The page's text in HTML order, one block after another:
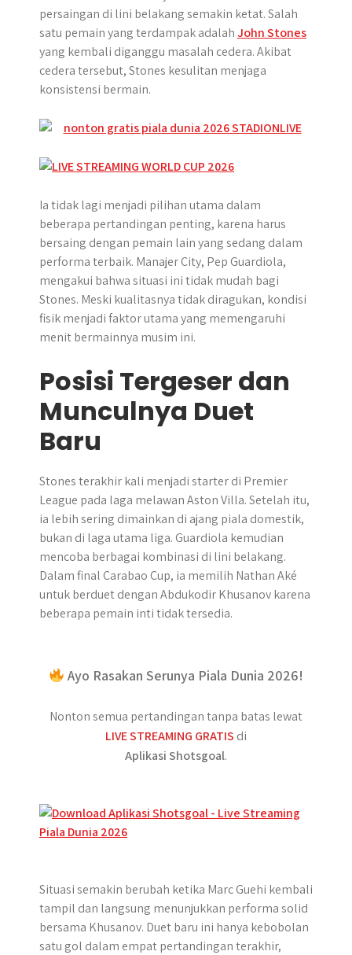
p
k
g
e
r
a
m
persaingan di lini belakang semakin ketat. Salah
satu pemain yang terdampak adalahJohn Stones
yang kembali diganggu masalah cedera. Akibat
cedera tersebut, Stones kesulitan menjaga
konsistensi bermain.
Ia tidak lagi menjadi pilihan utama dalam
beberapa pertandingan penting, karena harus
bersaing dengan pemain lain yang sedang dalam
performa terbaik. Manajer City, Pep Guardiola,
mengakui bahwa situasi ini tidak mudah bagi
Stones. Meski kualitasnya tidak diragukan, kondisi
fisik menjadi faktor utama yang memengaruhi
menit bermainnya musim ini.
Posisi Tergeser dan
Munculnya Duet
Baru
Stones terakhir kali menjadi starter di Premier
League pada laga melawan Aston Villa. Setelah itu,
ia lebih sering dimainkan di ajang piala domestik,
bukan di laga utama liga. Guardiola kemudian
mencoba berbagai kombinasi di lini belakang.
Dalam final Carabao Cup, ia memilih Nathan Aké
untuk berduet dengan Abdukodir Khusanov karena
beberapa pemain inti tidak tersedia.
Ayo Rasakan Serunya Piala Dunia 2026!
Nonton semua pertandingan tanpa batas lewat
LIVE STREAMING GRATIS di
Aplikasi Shotsgoal.
Situasi semakin berubah ketika Marc Guehi kembali
tampil dan langsung menunjukkan performa solid
bersama Khusanov. Duet baru ini hanya kebobolan
satu gol dalam empat pertandingan terakhir,